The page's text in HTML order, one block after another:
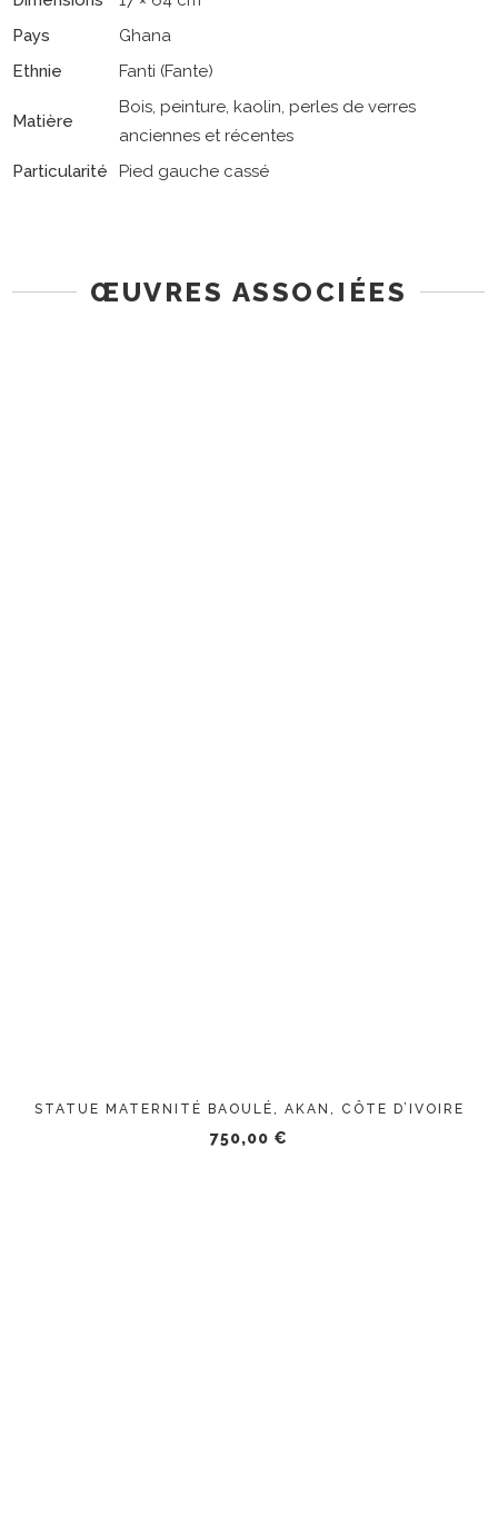
Pays
Ghana
Ethnie
Fanti (Fante)
Matière
Bois, peinture, kaolin, perles de verres
anciennes et récentes
Particularité
Pied gauche cassé
ŒUVRES ASSOCIÉES
STATUE MATERNITÉ BAOULÉ, AKAN, CÔTE D’IVOIRE
750,00 €